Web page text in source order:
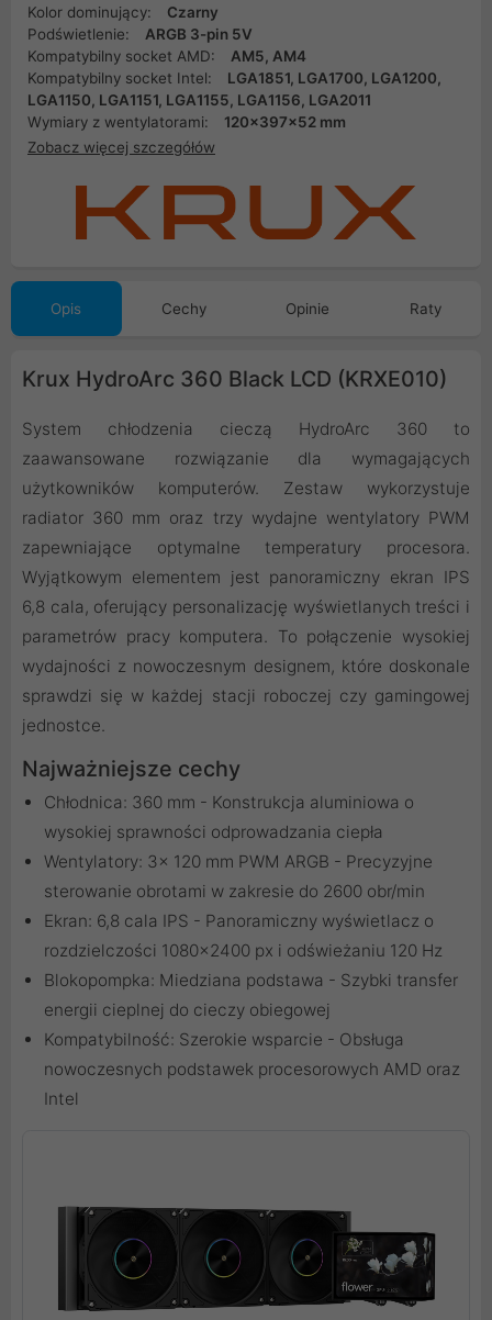
Kolor dominujący:
Czarny
Podświetlenie:
ARGB 3-pin 5V
Kompatybilny socket AMD:
AM5, AM4
Kompatybilny socket Intel:
LGA1851, LGA1700, LGA1200,
LGA1150, LGA1151, LGA1155, LGA1156, LGA2011
Wymiary z wentylatorami:
120×397×52 mm
Zobacz więcej szczegółów
Opis Cechy Opinie Raty
Krux HydroArc 360 Black LCD (KRXE010)
System chłodzenia cieczą HydroArc 360 to
zaawansowane rozwiązanie dla wymagających
użytkowników komputerów. Zestaw wykorzystuje
radiator 360 mm oraz trzy wydajne wentylatory PWM
zapewniające optymalne temperatury procesora.
Wyjątkowym elementem jest panoramiczny ekran IPS
6,8 cala, oferujący personalizację wyświetlanych treści i
parametrów pracy komputera. To połączenie wysokiej
wydajności z nowoczesnym designem, które doskonale
sprawdzi się w każdej stacji roboczej czy gamingowej
jednostce.
Najważniejsze cechy
Chłodnica: 360 mm - Konstrukcja aluminiowa o
wysokiej sprawności odprowadzania ciepła
Wentylatory: 3x 120 mm PWM ARGB - Precyzyjne
sterowanie obrotami w zakresie do 2600 obr/min
Ekran: 6,8 cala IPS - Panoramiczny wyświetlacz o
rozdzielczości 1080×2400 px i odświeżaniu 120 Hz
Blokopompka: Miedziana podstawa - Szybki transfer
energii cieplnej do cieczy obiegowej
Kompatybilność: Szerokie wsparcie - Obsługa
nowoczesnych podstawek procesorowych AMD oraz
Intel